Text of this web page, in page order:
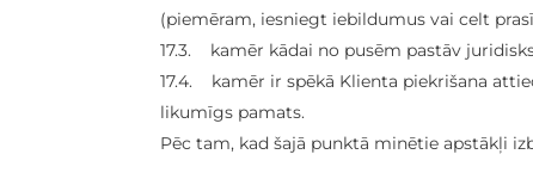
(piemēram, iesniegt iebildumus vai celt
17.3. kamēr kādai no pusēm pastāv
17.4. kamēr ir spēkā Klienta piekrišana
likumīgs pamats.
Pēc tam, kad šajā punktā minētie apstākļi